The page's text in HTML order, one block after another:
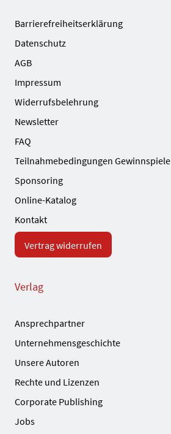
Barrierefreiheitserklärung
Datenschutz
AGB
Impressum
Widerrufsbelehrung
Newsletter
FAQ
Teilnahmebedingungen Gewinnspiele
Sponsoring
Online-Katalog
Kontakt
Vertrag widerrufen
Verlag
Ansprechpartner
Unternehmensgeschichte
Unsere Autoren
Rechte und Lizenzen
Corporate Publishing
Jobs